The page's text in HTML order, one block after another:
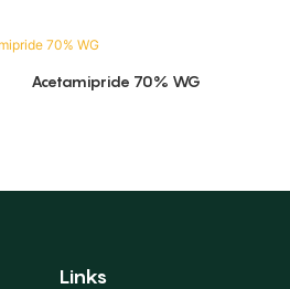
Acetamipride 70% WG
Links